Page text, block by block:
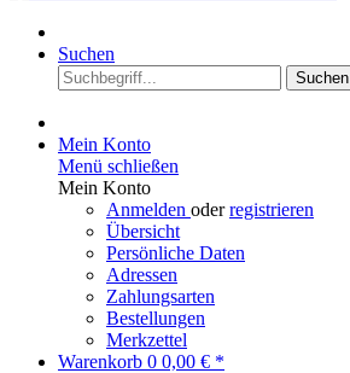
Suchen
Suchen
Mein Konto
Menü schließen
Mein Konto
Anmelden oderregistrieren
Übersicht
Persönliche Daten
Adressen
Zahlungsarten
Bestellungen
Merkzettel
Warenkorb 0 0,00 € *